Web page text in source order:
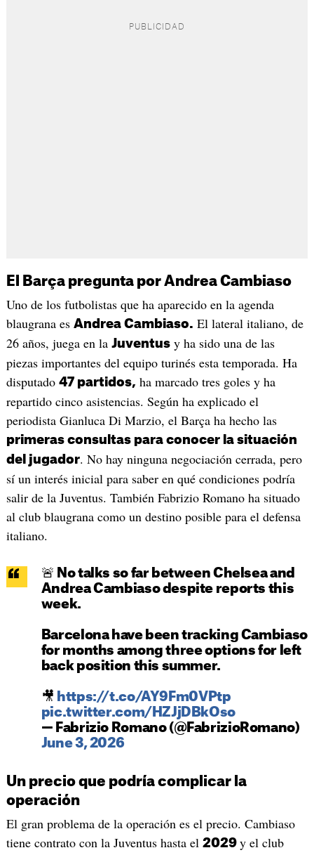
El Barça pregunta por Andrea Cambiaso
Uno de los futbolistas que ha aparecido en la agenda
blaugrana es Andrea Cambiaso. El lateral italiano, de
26 años, juega en la Juventusy ha sido una de las
piezas importantes del equipo turinés esta temporada. Ha
disputado 47 partidos, ha marcado tres goles y ha
repartido cinco asistencias. Según ha explicado el
periodista Gianluca Di Marzio, el Barça ha hecho las
primeras consultas para conocer la situación
del jugador. No hay ninguna negociación cerrada, pero
sí un interés inicial para saber en qué condiciones podría
salir de la Juventus. También Fabrizio Romano ha situado
al club blaugrana como un destino posible para el defensa
italiano.
🚨 No talks so far between Chelsea and
Andrea Cambiaso despite reports this
week.
Barcelona have been tracking Cambiaso
for months among three options for left
back position this summer.
🎥 https://t.co/AY9Fm0VPtp
pic.twitter.com/HZJjDBkOso
— Fabrizio Romano (@FabrizioRomano)
June 3, 2026
Un precio que podría complicar la
operación
El gran problema de la operación es el precio. Cambiaso
tiene contrato con la Juventus hasta el 2029 y el club